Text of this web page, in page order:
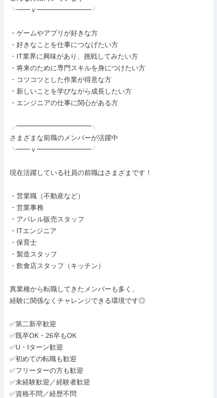
╰━━ｖ━━━━━━━━╯
・ゲームやアプリが好きな方
・好きなことを仕事につなげたい方
・IT業界に興味があり、挑戦してみたい方
・将来のために専門スキルを身につけたい方
・コツコツとした作業が得意な方
・新しいことを学びながら成長したい方
・エンジニアの仕事に関心がある方
╭━━━━━━━━━━━╮
さまざまな前職のメンバーが活躍中
╰━━ｖ━━━━━━━━╯
現在活躍している社員の前職はさまざまです！
・営業職（不動産など）
・営業事務
・アパレル販売スタッフ
・ITエンジニア
・保育士
・製造スタッフ
・飲食店スタッフ（キッチン）
異業種から転職してきたメンバーも多く、
経験に関係なくチャレンジできる環境です◎
✅第二新卒歓迎
✅既卒OK・26卒もOK
✅U・Iターン歓迎
✅初めての転職も歓迎
✅フリーターの方も歓迎
✅未経験歓迎／経験者歓迎
✅資格不問／経歴不問